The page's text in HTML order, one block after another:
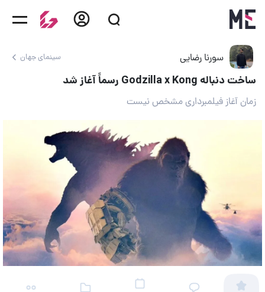
سورنا رضایی سینمای جهان
ساخت دنباله Godzilla x Kong رسماً آغاز شد
زمان آغاز فیلمبرداری مشخص نیست